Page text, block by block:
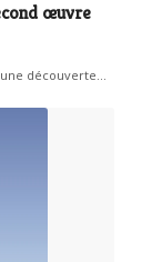
œuvre
découverte…